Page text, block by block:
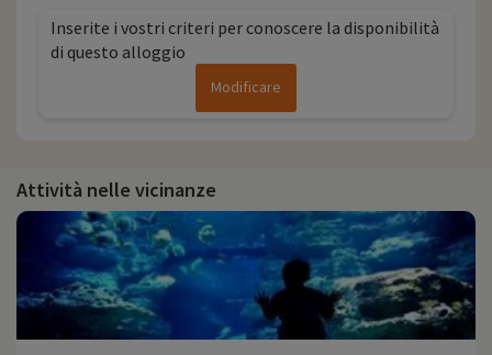
Inserite i vostri criteri per conoscere la disponibilità
di questo alloggio
Modificare
Attività nelle vicinanze